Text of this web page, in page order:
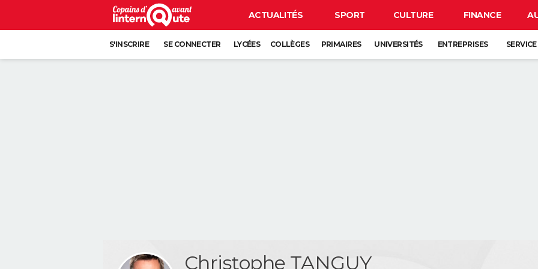
ACTUALITÉS SPORT CULTURE FINANCE
S'INSCRIRE SE CONNECTER LYCÉES COLLÈGES PRIMAIRES UNIVERSITÉS ENTREPRISES
Christophe TANGUY